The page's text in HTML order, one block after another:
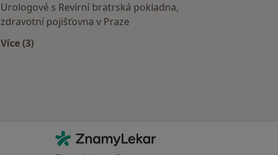
Urologové s Revírní bratrská pokladna,
zdravotní pojišťovna v Praze
Více (3)
Kontakt
ZnamyLekar - Hlavní stránka